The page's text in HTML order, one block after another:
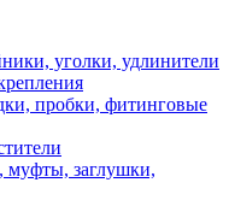
уголки, удлинители
пробки, фитинговые
заглушки,